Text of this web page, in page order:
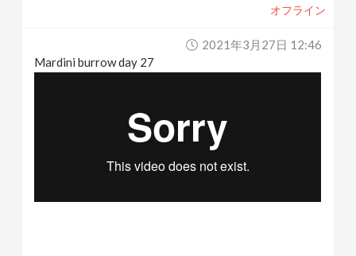
オフライン
2021年3月27日 12:46
Mardini burrow day 27